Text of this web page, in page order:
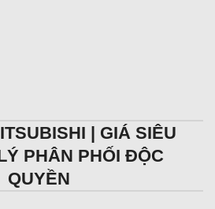
| GIÁ SIÊU
PHÂN PHỐI ĐỘC
QUYỀN